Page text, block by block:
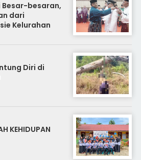
Besar-besaran,
dari
Kelurahan
Diri di
KEHIDUPAN